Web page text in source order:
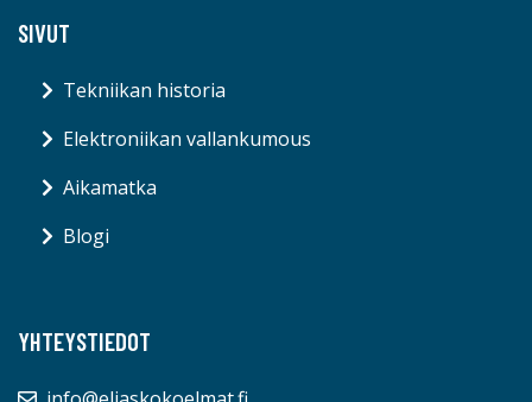
SIVUT
Tekniikan historia
Elektroniikan vallankumous
Aikamatka
Blogi
YHTEYSTIEDOT